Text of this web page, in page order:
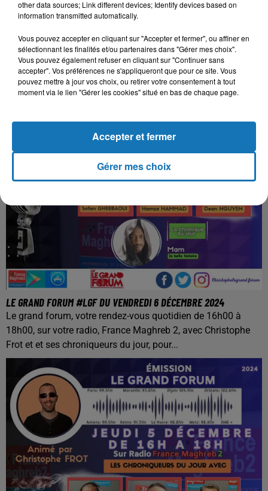
18h00, sur votre radio, France Maghreb 2, avec Christophe
Frot et et ses chroniqueurs du jour, pour...
LE GRAND FORUM #LGF DU VENDREDI 6 DÉCEMBRE 2024
Le grand forum, votre rendez-vous quotidien de 16h00 à
18h00, sur votre radio, France Maghreb 2, avec Christophe
Frot et et ses chroniqueurs du jour, pour...
other data sources; Link different devices; Identify devices based on
information transmitted automatically.
Vous pouvez accepter en cliquant sur "Accepter et fermer", ou affiner en
sélectionnant les finalités et/ou partenaires dans "Gérer mes choix".
Vous pouvez également refuser en cliquant sur "Continuer sans
accepter". Vos préférences ne s'appliqueront que pour ce site. Vous
pouvez mettre à jour vos choix, ou retirer votre consentement à tout
moment via le lien "Gérer les cookies" situé en bas de chaque page.
Gérer mes choix
Accepter et fermer